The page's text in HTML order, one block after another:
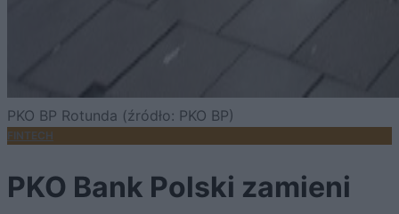
PKO BP Rotunda (źródło: PKO BP)
FINTECH
PKO Bank Polski zamieni